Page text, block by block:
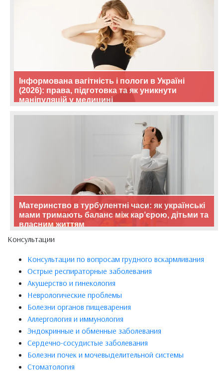
Інформована вагітність і пологи в Україні
(2026): права, підготовка та як уникнути
маніпуляцій у медицині
Материнство в турбулентні часи: як українські
мами тримають баланс між кар’єрою, дітьми та
власним життям
Консультации
Консультации по вопросам грудного вскармливания
Острые респираторные заболевания
Акушерство и гинекология
Неврологические проблемы
Болезни органов пищеварения
Аллергология и иммунология
Эндокринные и обменные заболевания
Сердечно-сосудистые заболевания
Болезни почек и мочевыделительной системы
Стоматология